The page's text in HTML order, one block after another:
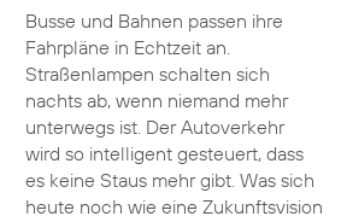
Busse und Bahnen passen ihre
Fahrpläne in Echtzeit an.
Straßenlampen schalten sich
nachts ab, wenn niemand mehr
unterwegs ist. Der Autoverkehr
wird so intelligent gesteuert, dass
es keine Staus mehr gibt. Was sich
heute noch wie eine Zukunftsvision